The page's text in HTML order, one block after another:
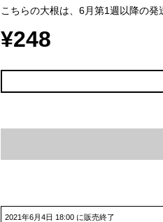
こちらの大根は、6月第1週以降の発
¥248
2021年6月4日 18:00 に販売終了